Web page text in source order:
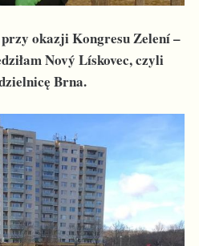
okazji Kongresu Zelení –
Nový Lískovec, czyli
Brna.